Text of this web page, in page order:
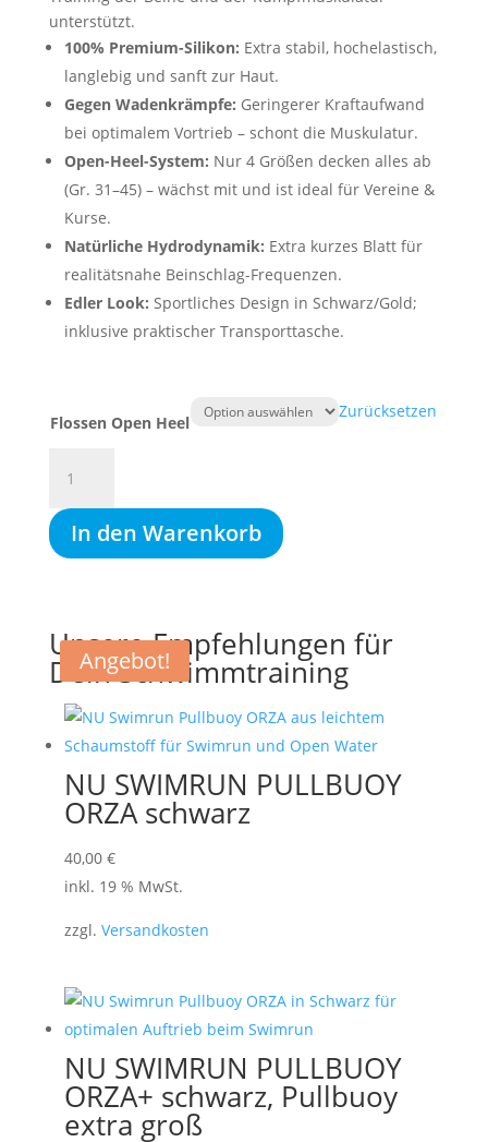
unterstützt.
100% Premium-Silikon: Extra stabil, hochelastisch,
langlebig und sanft zur Haut.
Gegen Wadenkrämpfe: Geringerer Kraftaufwand
bei optimalem Vortrieb – schont die Muskulatur.
Open-Heel-System: Nur 4 Größen decken alles ab
(Gr. 31–45) – wächst mit und ist ideal für Vereine &
Kurse.
Natürliche Hydrodynamik: Extra kurzes Blatt für
realitätsnahe Beinschlag-Frequenzen.
Edler Look: Sportliches Design in Schwarz/Gold;
inklusive praktischer Transporttasche.
Flossen Open Heel
Zurücksetzen
WAVE
OPEN
HEEL
TRAINING
Kurzflosse
Menge
In den Warenkorb
Unsere Empfehlungen für
Dein Schwimmtraining
NU SWIMRUN PULLBUOY
ORZA schwarz
40,00 €
inkl. 19 % MwSt.
zzgl. Versandkosten
NU SWIMRUN PULLBUOY
ORZA+ schwarz, Pullbuoy
extra groß
Angebot!